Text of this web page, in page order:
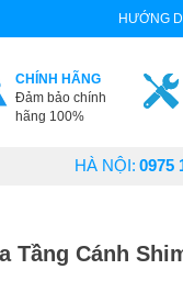
HƯỚNG
CHÍNH HÃNG
Đảm bảo chính
hãng 100%
HÀ NỘI: 0975
Tầng Cánh